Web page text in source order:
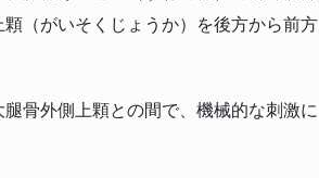
（がいそくじょうか）を後方から前方
骨外側上顆との間で、機械的な刺激に